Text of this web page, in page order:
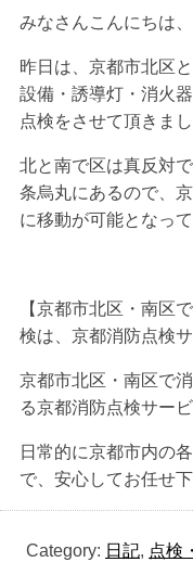
みなさんこんにちは
昨日は、京都市北区
設備・誘導灯・消火
点検をさせて頂きま
北と南で区は真反対
条烏丸にあるので、
に移動が可能となっ
【京都市北区・南区
検は、京都消防点検
京都市北区・南区で
る京都消防点検サー
日常的に京都市内の
で、安心してお任せ
Category: 日記, 点検